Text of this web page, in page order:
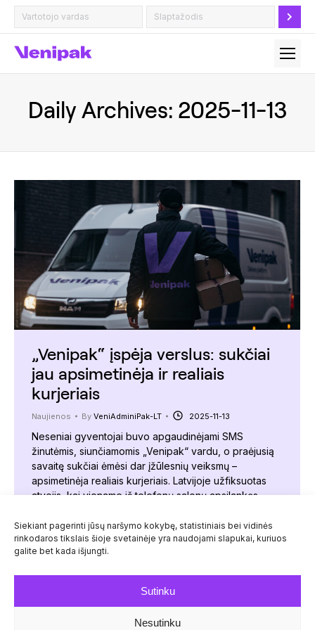
Siekiant pagerinti jūsų naršymo kokybę, statistiniais bei vidinės
rinkodaros tikslais šioje svetainėje yra naudojami slapukai, kuriuos
galite bet kada išjungti.
Sutinku
Nesutinku
Daily Archives: 2025-11-13
„Venipak“ įspėja verslus: sukčiai
jau apsimetinėja ir realiais
kurjeriais
Naujienos By VeniAdminiPak-LT 2025-11-13
Neseniai gyventojai buvo apgaudinėjami SMS
žinutėmis, siunčiamomis „Venipak“ vardu, o praėjusią
savaitę sukčiai ėmėsi dar įžūlesnių veiksmų –
apsimetinėja realiais kurjeriais. Latvijoje užfiksuotas
atvejis, kai viename iš telefonų salonų apsilankęs
skirtas pristatyti klientams, ir pasišalino. Bendrovė
įspėja verslus atsakingai įvertinti, kam perduodamos
siuntos. „Tai naujas sukčiavimo lygmuo – kai…